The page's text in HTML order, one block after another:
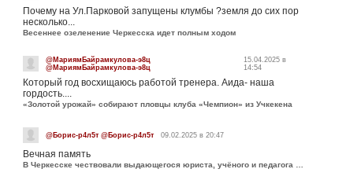
Почему на Ул.Парковой запущены клумбы ?земля до сих пор
несколько...
Весеннее озеленение Черкесска идет полным ходом
@МариямБайрамкулова-э8ц
@МариямБайрамкулова-э8ц
15.04.2025 в
14:54
Который год восхищаюсь работой тренера. Аида- наша
гордость....
«Золотой урожай» собирают пловцы клуба «Чемпион» из Учкекена
@Борис-р4л5т @Борис-р4л5т 09.02.2025 в 20:47
Вечная память